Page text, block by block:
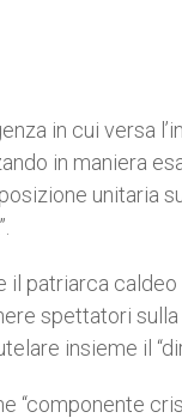
in cui versa
in maniera
unitaria
il patriarca
spettatori
insieme il
“componente